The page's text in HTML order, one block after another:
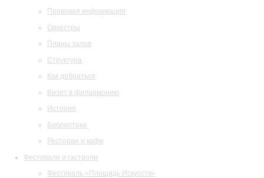
Правовая информация
Оркестры
Планы залов
Структура
Как добраться
Визит в филармонию
История
Библиотека
Ресторан и кафе
Фестивали и гастроли
Фестиваль «Площадь Искусств»